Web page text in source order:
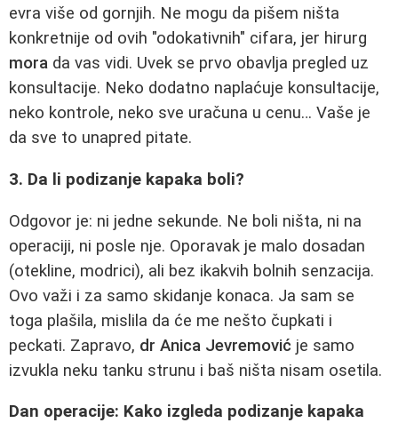
evra više od gornjih. Ne mogu da pišem ništa
konkretnije od ovih "odokativnih" cifara, jer hirurg
mora da vas vidi. Uvek se prvo obavlja pregled uz
konsultacije. Neko dodatno naplaćuje konsultacije,
neko kontrole, neko sve uračuna u cenu… Vaše je
da sve to unapred pitate.
3. Da li podizanje kapaka boli?
Odgovor je: ni jedne sekunde. Ne boli ništa, ni na
operaciji, ni posle nje. Oporavak je malo dosadan
(otekline, modrici), ali bez ikakvih bolnih senzacija.
Ovo važi i za samo skidanje konaca. Ja sam se
toga plašila, mislila da će me nešto čupkati i
peckati. Zapravo, dr Anica Jevremović je samo
izvukla neku tanku strunu i baš ništa nisam osetila.
Dan operacije: Kako izgleda podizanje kapaka